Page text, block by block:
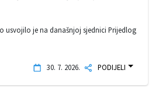
usvojilo je na današnjoj sjednici Prijedlog
30. 7. 2026. PODIJELI